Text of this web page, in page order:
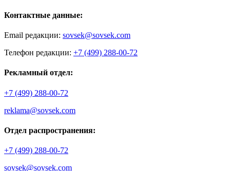
Контактные данные:
Email редакции: sovsek@sovsek.com
Телефон редакции: +7 (499) 288-00-72
Рекламный отдел:
+7 (499) 288-00-72
reklama@sovsek.com
Отдел распространения:
+7 (499) 288-00-72
sovsek@sovsek.com